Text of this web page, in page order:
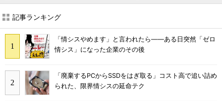
記事ランキング
「情シスやめます」と言われたら――ある日突然「ゼロ
情シス」になった企業のその後
「廃棄するPCからSSDをはぎ取る」コスト高で追い詰め
られた、限界情シスの延命テク